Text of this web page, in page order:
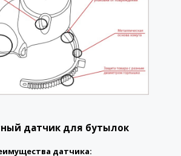
датчик для бутылок
датчика: